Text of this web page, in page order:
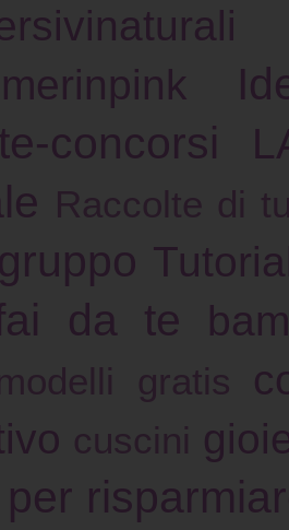
concorsi
Raccolte di
da te
gratis
cuscini